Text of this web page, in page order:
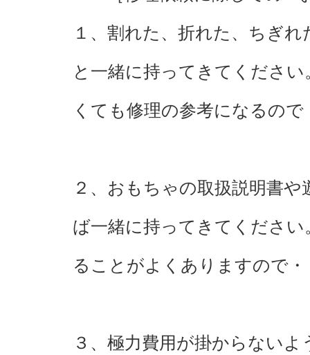
１、割れた、折れた、ちぎ
と一緒に持ってきてくださ
くても修理の参考になるので
２、おもちゃの取扱説明書
ば一緒に持ってきてくださ
ることがよくありますので・
３、極力費用が掛からない